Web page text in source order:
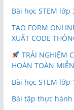
Bài học STEM
TẠO FORM
XUẤT CODE
TRẢI NGHIỆM
HOÀN TOÀN
Bài học STEM
Bài tập thực